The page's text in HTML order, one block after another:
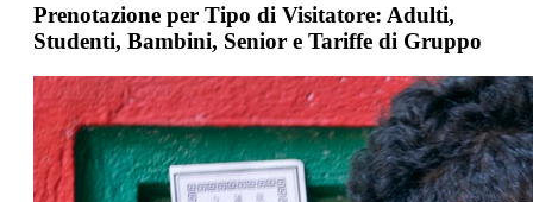
Prenotazione per Tipo di Visitatore: Adulti,
Studenti, Bambini, Senior e Tariffe di Gruppo